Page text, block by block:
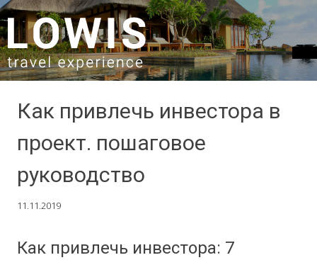
SKIP TO CONTENT
Как привлечь инвестора в
проект. пошаговое
руководство
11.11.2019
Как привлечь инвестора: 7